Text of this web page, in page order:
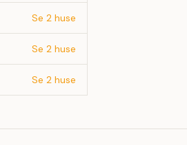
Se 2 huse
Se 2 huse
Se 2 huse